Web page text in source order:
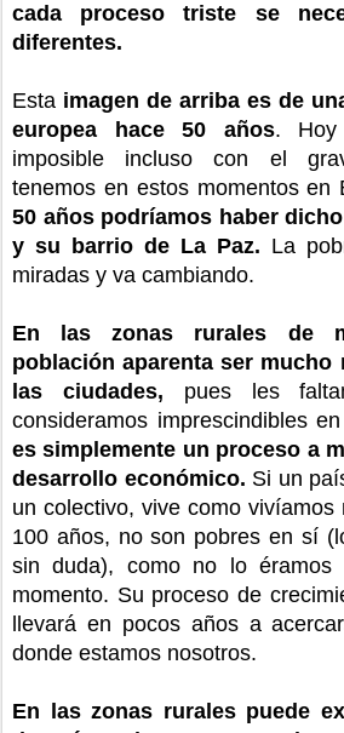
cada proceso triste se
diferentes.
Esta imagen de arriba es de
europea hace 50 años. Hoy
imposible incluso con el
tenemos en estos momentos en
50 años podríamos haber
y su barrio de La Paz. La
miradas y va cambiando.
En las zonas rurales de
población aparenta ser mucho
las ciudades, pues les
consideramos imprescindibles
es simplemente un proceso a
desarrollo económico. Si un
un colectivo, vive como vivíamos
100 años, no son pobres en sí
sin duda), como no lo éramos
momento. Su proceso de
llevará en pocos años a
donde estamos nosotros.
En las zonas rurales puede